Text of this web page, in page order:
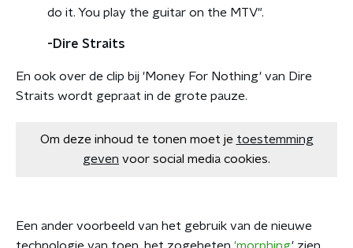
do it. You play the guitar on the MTV".
-Dire Straits
En ook over de clip bij 'Money For Nothing' van Dire
Straits wordt gepraat in de grote pauze.
Om deze inhoud te tonen moet je toestemming
geven voor social media cookies.
Een ander voorbeeld van het gebruik van de nieuwe